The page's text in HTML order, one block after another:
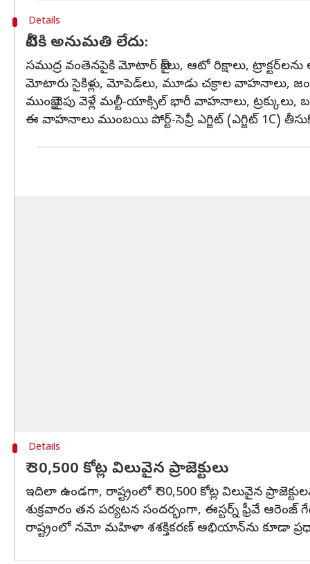
Details
వీటికి అనుమతి లేదు:
సముద్ర వంతెనపైకి మోటార్‌ బైక్‌లు, ఆటో రిక్షాలు,
మోటారు సైకిళ్లు, మోపెడ్‌లు, మూడు చక్రాల వాహనాలు,
ముంబై వైపు వెళ్లే మల్టీ-యాక్సిల్ భారీ వాహనాలు, ట్రక్కులు,
ఈ వాహనాలు ముంబయి పోర్ట్-సెవ్రీ ఎగ్జిట్ (ఎగ్జిట్ 1C)
Details
₹ 30,500 కోట్ల విలువైన ప్రాజెక్టులు
ఇదిలా ఉండగా, రాష్ట్రంలో ₹ 30,500 కోట్ల విలువైన
శుక్రవారం తన పర్యటన సందర్భంగా, ఈస్టర్న్ ఫ్రీవే
రాష్ట్రంలో నమో మహిళా శశక్తికరణ్ అభియాన్‌ను కూడా